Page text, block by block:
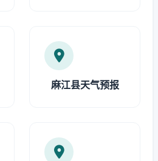
麻江县天气预报